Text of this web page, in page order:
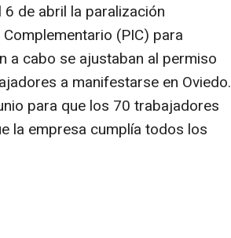
de abril la paralización
(PIC) para
a cabo se ajustaban al permiso
a manifestarse en Oviedo.
para que los 70 trabajadores
la empresa cumplía todos los